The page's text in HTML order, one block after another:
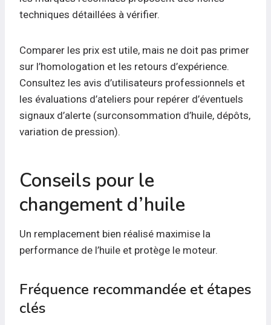
techniques détaillées à vérifier.
Comparer les prix est utile, mais ne doit pas primer
sur l’homologation et les retours d’expérience.
Consultez les avis d’utilisateurs professionnels et
les évaluations d’ateliers pour repérer d’éventuels
signaux d’alerte (surconsommation d’huile, dépôts,
variation de pression).
Conseils pour le
changement d’huile
Un remplacement bien réalisé maximise la
performance de l’huile et protège le moteur.
Fréquence recommandée et étapes
clés